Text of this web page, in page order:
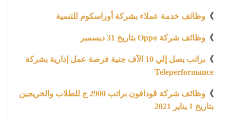
》 وظائف خدمة عملاء بشركة أوراسكوم للتنمية
》 وظائف شركة Oppo بتاريخ 31 ديسمبر
》
براتب يصل إلي 10 الآف جنية فرصة عمل إدارية بشركة
Teleperformance
》
وظائف شركة ڤودافون براتب 2900 ج للطلاب والخريجين
بتاريخ 1 يناير 2021